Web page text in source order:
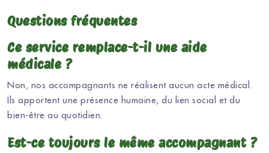
Questions fréquentes
Ce service remplace-t-il une aide
médicale ?
Non, nos accompagnants ne réalisent aucun acte médical.
Ils apportent une présence humaine, du lien social et du
bien-être au quotidien.
Est-ce toujours le même accompagnant ?